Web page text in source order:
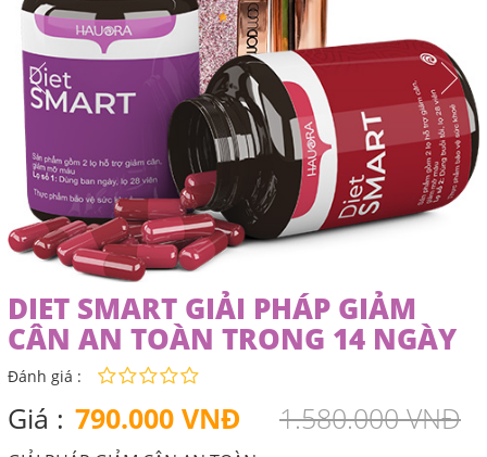
DIET SMART GIẢI PHÁP GIẢM
CÂN AN TOÀN TRONG 14 NGÀY
Đánh giá :
Giá : 790.000 VNĐ 1.580.000 VNĐ